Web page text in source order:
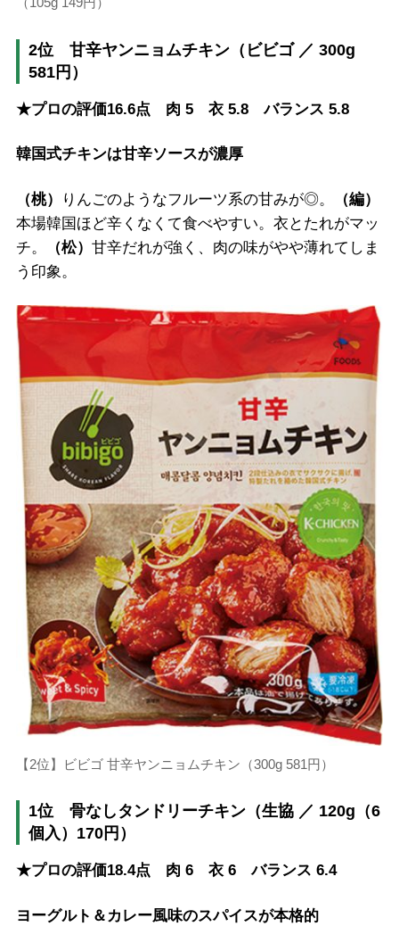
2位 甘辛ヤンニョムチキン（ビビゴ ／ 300g
581円）
★プロの評価16.6点 肉 5 衣 5.8 バランス 5.8
韓国式チキンは甘辛ソースが濃厚
（桃） りんごのようなフルーツ系の甘みが◎。
（編）
本場韓国ほど辛くなくて食べやすい。衣とたれがマッ
チ。
（松） 甘辛だれが強く、肉の味がやや薄れてしま
う印象。
【2位】ビビゴ 甘辛ヤンニョムチキン（300g 581円）
1位 骨なしタンドリーチキン（生協 ／ 120g（6
個入）170円）
★プロの評価18.4点 肉 6 衣 6 バランス 6.4
ヨーグルト＆カレー風味のスパイスが本格的